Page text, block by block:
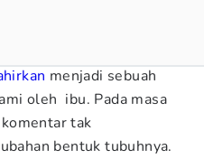
menjadi sebuah
oleh ibu. Pada masa
tak
bentuk tubuhnya.